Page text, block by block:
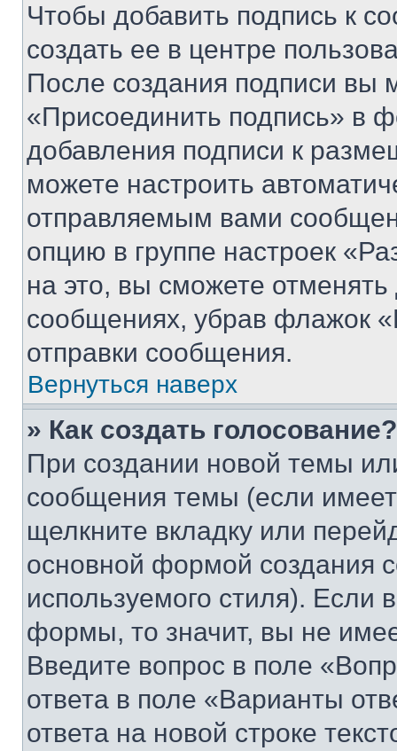
Чтобы добавить подпись к
создать ее в центре
После создания подписи вы
«Присоединить подпись» в
добавления подписи к
можете настроить
отправляемым вами
опцию в группе настроек
на это, вы сможете
сообщениях, убрав флажок
отправки сообщения.
Вернуться наверх
» Как создать голосование?
При создании новой темы
сообщения темы (если
щелкните вкладку или
основной формой создания
используемого стиля). Если
формы, то значит, вы не
Введите вопрос в поле
ответа в поле «Варианты
ответа на новой строке